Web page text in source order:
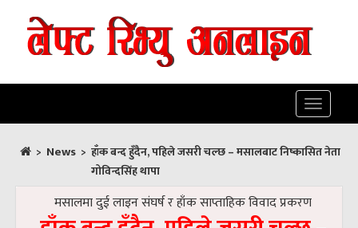
Toggle
> News > हाँक बन्द हुँदैन, पहिले जसरी चल्छ – मसालबाट निष्कासित नेता
गोविन्दसिंह थापा
मसालमा दुई लाइन संघर्ष र हाँक साप्ताहिक विवाद प्रकरण